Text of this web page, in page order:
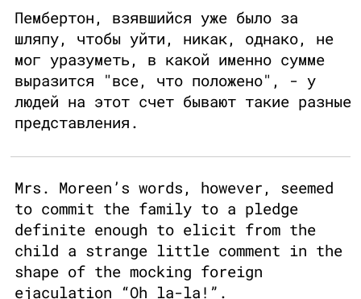
Пембертон, взявшийся уже было за
шляпу, чтобы уйти, никак, однако, не
мог уразуметь, в какой именно сумме
выразится "все, что положено", - у
людей на этот счет бывают такие разные
представления.
Mrs. Moreen’s words, however, seemed
to commit the family to a pledge
definite enough to elicit from the
child a strange little comment in the
shape of the mocking foreign
ejaculation “Oh la-la!”.